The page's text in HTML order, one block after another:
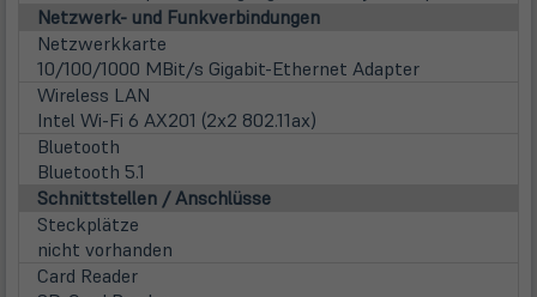
Netzwerk- und Funkverbindungen
Netzwerkkarte
10/100/1000 MBit/s Gigabit-Ethernet Adapter
Wireless LAN
Intel Wi-Fi 6 AX201 (2x2 802.11ax)
Bluetooth
Bluetooth 5.1
Schnittstellen / Anschlüsse
Steckplätze
nicht vorhanden
Card Reader